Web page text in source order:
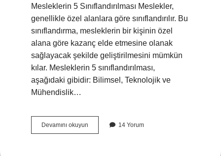
Mesleklerin 5 Sınıflandırılması Meslekler,
genellikle özel alanlara göre sınıflandırılır. Bu
sınıflandırma, mesleklerin bir kişinin özel
alana göre kazanç elde etmesine olanak
sağlayacak şekilde geliştirilmesini mümkün
kılar. Mesleklerin 5 sınıflandırılması,
aşağıdaki gibidir: Bilimsel, Teknolojik ve
Mühendislik…
Devamını okuyun
nedir
14 Yorum